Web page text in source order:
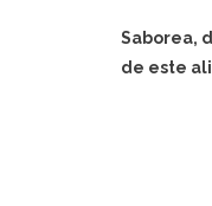
Saborea,
de este